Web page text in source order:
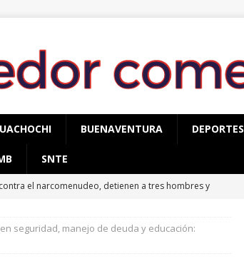
BUENAVENTURA DEPORTES
SNTE
el narcomenudeo, detienen a tres hombres y
Léos Mayagoitia por su trabajo al frente del
seguridad, manejo de deuda y educación: